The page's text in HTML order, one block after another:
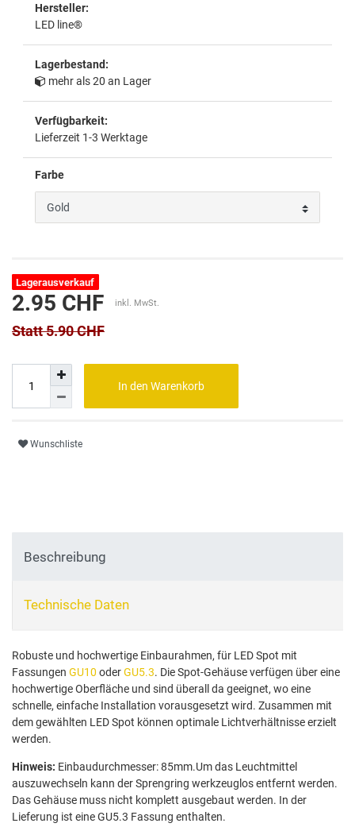
Hersteller:
LED line®
Lagerbestand:
mehr als 20 an Lager
Verfügbarkeit:
Lieferzeit 1-3 Werktage
Farbe
Lagerausverkauf
Statt 5.90 CHF
2.95 CHF inkl. MwSt.
In den Warenkorb
Wunschliste
Beschreibung
Technische Daten
Robuste und hochwertige Einbaurahmen, für LED Spot mit
Fassungen GU10 oderGU5.3. Die Spot-Gehäuse verfügen über eine
hochwertige Oberfläche und sind überall da geeignet, wo eine
schnelle, einfache Installation vorausgesetzt wird. Zusammen mit
dem gewählten LED Spot können optimale Lichtverhältnisse erzielt
werden.
Hinweis: Einbaudurchmesser: 85mm.Um das Leuchtmittel
auszuwechseln kann der Sprengring werkzeuglos entfernt werden.
Das Gehäuse muss nicht komplett ausgebaut werden. In der
Lieferung ist eine GU5.3 Fassung enthalten.